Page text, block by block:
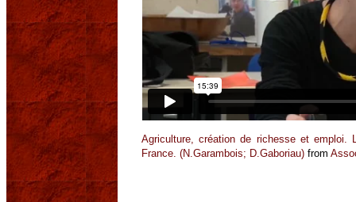
Agriculture, création de richesse et emploi.
France. (N.Garambois; D.Gaboriau) from